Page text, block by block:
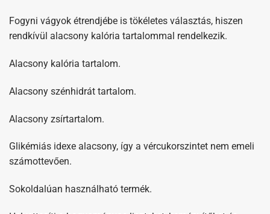
Fogyni vágyok étrendjébe is tökéletes választás, hiszen
rendkívül alacsony kalória tartalommal rendelkezik.
Alacsony kalória tartalom.
Alacsony szénhidrát tartalom.
Alacsony zsírtartalom.
Glikémiás idexe alacsony, így a vércukorszintet nem emeli
számottevően.
Sokoldalúan használható termék.